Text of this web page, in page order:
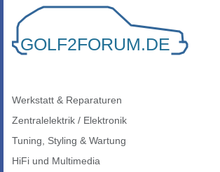
Werkstatt & Reparaturen
Zentralelektrik / Elektronik
Tuning, Styling & Wartung
HiFi und Multimedia